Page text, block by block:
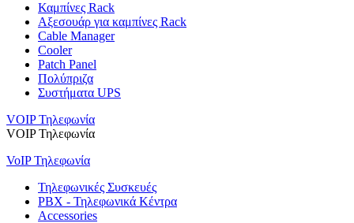
Καμπίνες Rack
Αξεσουάρ για καμπίνες Rack
Cable Manager
Cooler
Patch Panel
Πολύπριζα
Συστήματα UPS
VOIP Τηλεφωνία
VOIP Τηλεφωνία
VoIP Τηλεφωνία
Τηλεφωνικές Συσκευές
PBX - Τηλεφωνικά Κέντρα
Accessories